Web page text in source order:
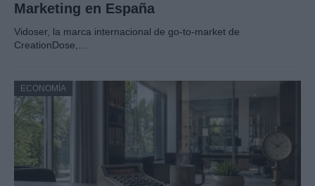
Marketing en España
Vidoser, la marca internacional de go-to-market de
CreationDose,…
ECONOMÍA